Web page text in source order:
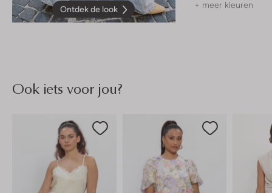
Ontdek de look + meer kleuren
Ook iets voor jou?